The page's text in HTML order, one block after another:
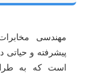
مهندسی
پیشرفته و
است که به